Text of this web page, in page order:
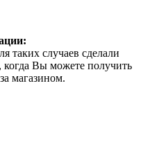
таких случаев сделали
Вы можете получить
магазином.